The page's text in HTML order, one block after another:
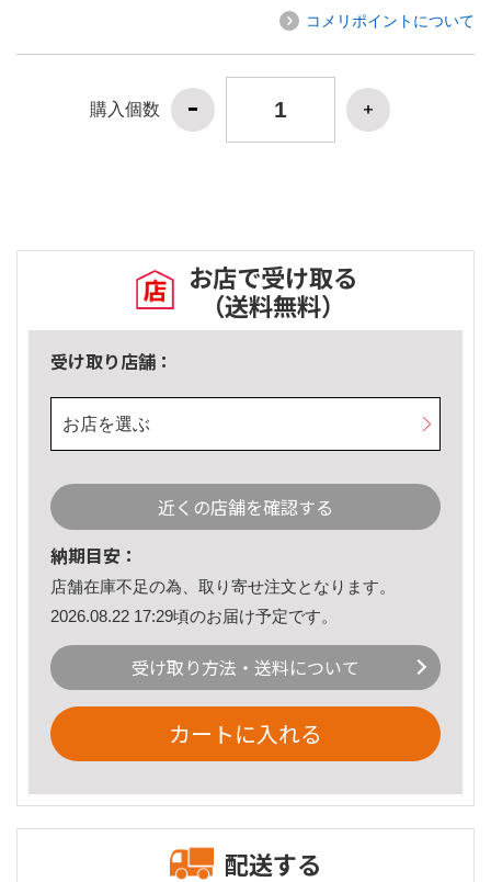
コメリポイントについて
購入個数
お店で受け取る
（送料無料）
受け取り店舗：
お店を選ぶ
近くの店舗を確認する
納期目安：
店舗在庫不足の為、取り寄せ注文となります。
2026.08.22 17:29頃のお届け予定です。
受け取り方法・送料について
カートに入れる
配送する